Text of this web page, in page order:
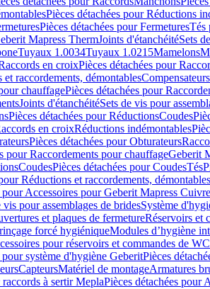
Pièces détachées pour Réductions
Pièces détachées pour FermeturesTés
Mapress ThermJoints d'étanchéitéSets
Tuyaux 1.0034Tuyaux 1.0215Mamelons
en croixPièces détachées pour
raccordements, démontablesCompensateurs
chauffagePièces détachées pour
Joints d'étanchéitéSets de vis pour
Pièces détachées pour RéductionsCoudes
en croixRéductions indémontables
Pièces détachées pour Obturateurs
pour Raccordements pour chauffageGeberit
CoudesPièces détachées pour CoudesTés
Réductions et raccordements, démontables
pour Accessoires pour Geberit Mapress Cuivre
vis pour assemblages de bridesSystème
et plaques de fermetureRéservoirs et
forcé hygiéniqueModules d’hygiène
pour réservoirs et commandes de
système d'hygiène GeberitPièces
CapteursMatériel de montageArmatures
à sertir MeplaPièces détachées pour